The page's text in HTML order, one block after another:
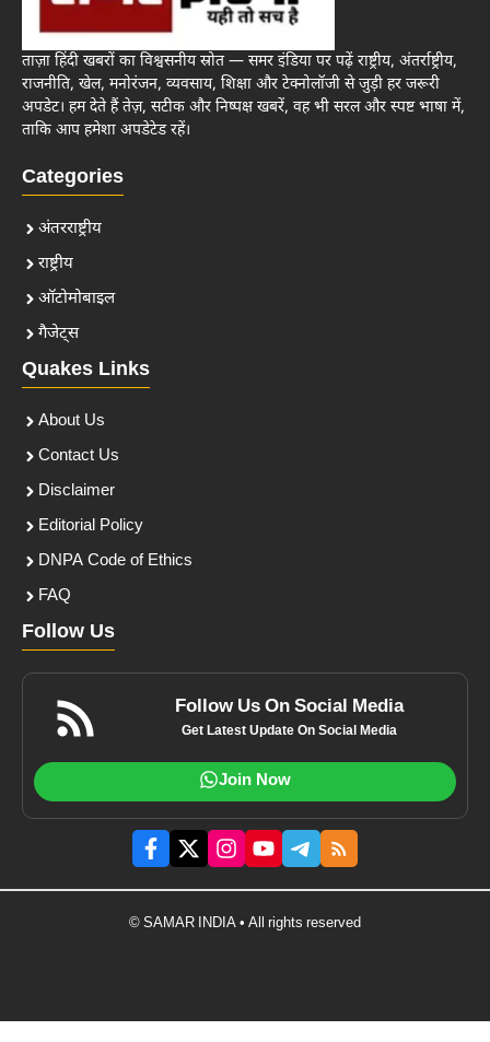
ताज़ा हिंदी खबरों का विश्वसनीय स्रोत — समर इंडिया पर पढ़ें राष्ट्रीय, अंतर्राष्ट्रीय,
राजनीति, खेल, मनोरंजन, व्यवसाय, शिक्षा और टेक्नोलॉजी से जुड़ी हर जरूरी
अपडेट। हम देते हैं तेज़, सटीक और निष्पक्ष खबरें, वह भी सरल और स्पष्ट भाषा में,
ताकि आप हमेशा अपडेटेड रहें।
Categories
अंतरराष्ट्रीय
राष्ट्रीय
ऑटोमोबाइल
गैजेट्स
Quakes Links
About Us
Contact Us
Disclaimer
Editorial Policy
DNPA Code of Ethics
FAQ
Follow Us
Follow Us On Social Media
Get Latest Update On Social Media
Join Now
© SAMAR INDIA • All rights reserved